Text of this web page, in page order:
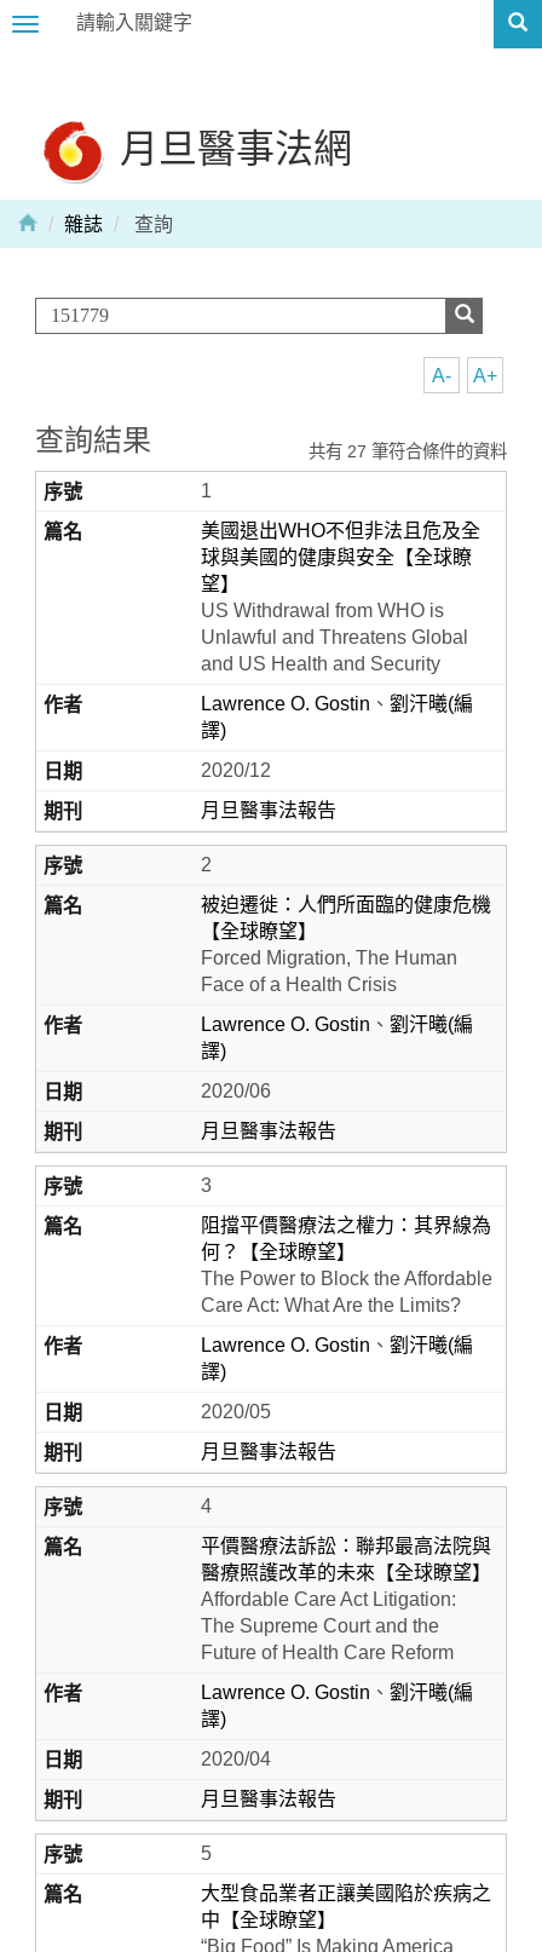
Toggle
月旦醫事法網
Home
雜誌 查詢
A+
A-
查詢結果 共有 27 筆符合條件的資料
1
美國退出WHO不但非法且危及全
球與美國的健康與安全【全球瞭
望】
US Withdrawal from WHO is
Unlawful and Threatens Global
and US Health and Security
Lawrence O. Gostin 、 劉汗曦(編
譯)
2020/12
月旦醫事法報告
2
被迫遷徙：人們所面臨的健康危機
【全球瞭望】
Forced Migration, The Human
Face of a Health Crisis
Lawrence O. Gostin 、 劉汗曦(編
譯)
2020/06
月旦醫事法報告
3
阻擋平價醫療法之權力：其界線為
何？【全球瞭望】
The Power to Block the Affordable
Care Act: What Are the Limits?
Lawrence O. Gostin 、 劉汗曦(編
譯)
2020/05
月旦醫事法報告
4
平價醫療法訴訟：聯邦最高法院與
醫療照護改革的未來【全球瞭望】
Affordable Care Act Litigation:
The Supreme Court and the
Future of Health Care Reform
Lawrence O. Gostin 、 劉汗曦(編
譯)
2020/04
月旦醫事法報告
5
大型食品業者正讓美國陷於疾病之
中【全球瞭望】
“Big Food” Is Making America